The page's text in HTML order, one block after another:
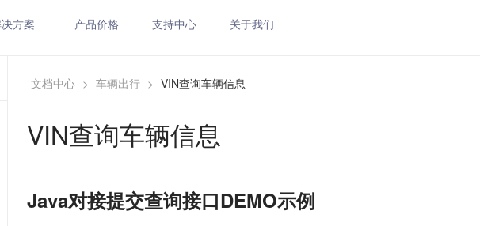
方案 产品价格 支持中心 关于我们
文档中心 > 车辆出行 > VIN查询车辆信息
VIN查询车辆信息
Java对接提交查询接口DEMO示例